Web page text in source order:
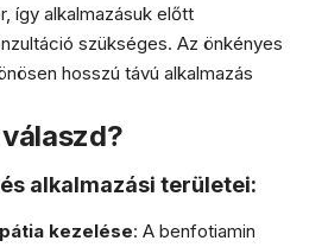
így alkalmazásuk előtt
szükséges. Az önkényes
hosszú távú alkalmazás
alkalmazási területei:
kezelése: A benfotiamin